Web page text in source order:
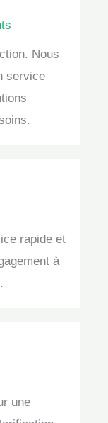
Nous
service
rapide et
à
une